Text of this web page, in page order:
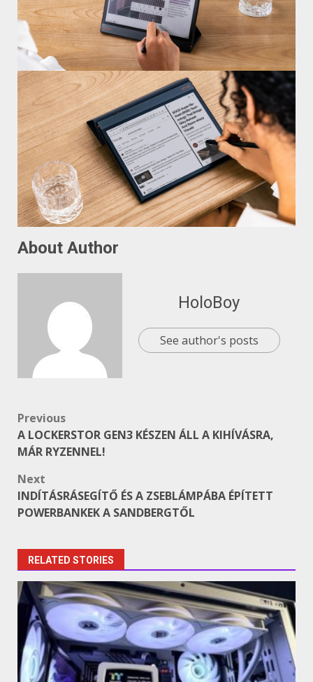
About Author
HoloBoy
See author's posts
Post
navigation
Previous
A LOCKERSTOR GEN3 KÉSZEN ÁLL A KIHÍVÁSRA,
MÁR RYZENNEL!
Next
INDÍTÁSRÁSEGÍTŐ ÉS A ZSEBLÁMPÁBA ÉPÍTETT
POWERBANKEK A SANDBERGTŐL
RELATED STORIES